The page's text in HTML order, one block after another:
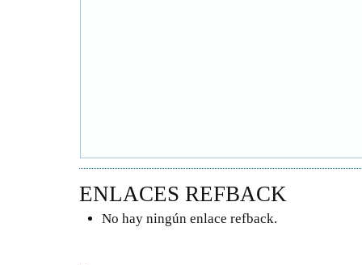
ENLACES REFBACK
No hay ningún enlace refback.